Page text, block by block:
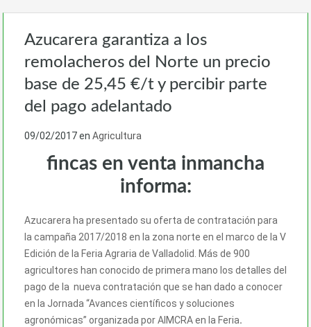
Azucarera garantiza a los
remolacheros del Norte un precio
base de 25,45 €/t y percibir parte
del pago adelantado
09/02/2017en Agricultura
fincas en venta inmancha
informa:
Azucarera ha presentado su oferta de contratación para
la campaña 2017/2018 en la zona norte en el marco de la V
Edición de la Feria Agraria de Valladolid. Más de 900
agricultores han conocido de primera mano los detalles del
pago de la nueva contratación que se han dado a conocer
en la Jornada “Avances científicos y soluciones
agronómicas” organizada por AIMCRA en la Feria.